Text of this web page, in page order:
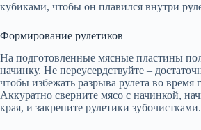
кубиками, чтобы он плавился внутри
Формирование рулетиков
На подготовленные мясные пластины
начинку. Не переусердствуйте –
чтобы избежать разрыва рулета во время
Аккуратно сверните мясо с начинкой,
края, и закрепите рулетики зубочистками.